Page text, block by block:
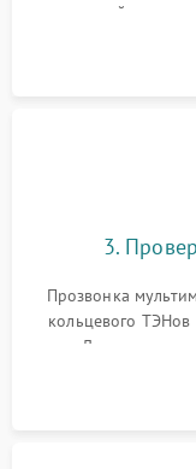
задней или
3.
Прозвонка
кольцевого
Диагностика